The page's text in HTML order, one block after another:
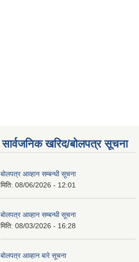
सार्वजनिक खरिद/बोलपत्र सूचना
बोलपत्र आव्हान सम्बन्धी सूचना
मिति: 08/06/2026 - 12:01
बोलपत्र आव्हान सम्बन्धी सूचना
मिति: 08/03/2026 - 16:28
बोलपत्र आव्हान बारे सूचना